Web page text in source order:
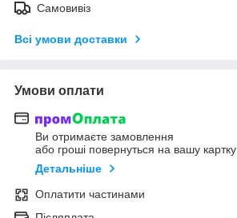
Самовивіз
Всі умови доставки
Умови оплати
Ви отримаєте замовлення
або гроші повернуться на вашу картку
Детальніше
Оплатити частинами